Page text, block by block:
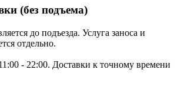
(без подъема)
до подъезда. Услуга заноса и
отдельно.
- 22:00. Доставки к точному времени